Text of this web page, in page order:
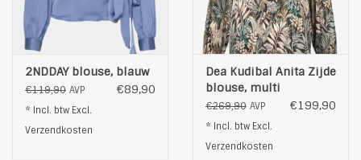
2NDDAY blouse, blauw
€119,90 AVP €89,90
* Incl. btw Excl.
Verzendkosten
Dea Kudibal Anita Zijde
blouse, multi
€269,90 AVP €199,90
* Incl. btw Excl.
Verzendkosten